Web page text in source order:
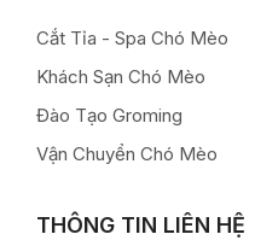
Cắt Tỉa - Spa Chó Mèo
Khách Sạn Chó Mèo
Đào Tạo Groming
Vận Chuyển Chó Mèo
THÔNG TIN LIÊN HỆ